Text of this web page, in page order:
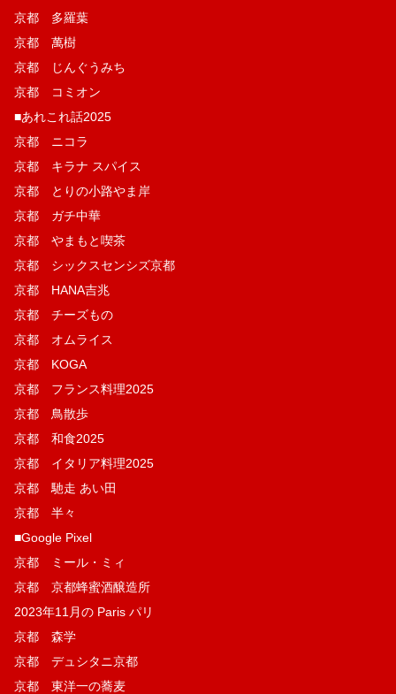
京都 多羅葉
京都 萬樹
京都 じんぐうみち
京都 コミオン
■あれこれ話2025
京都 ニコラ
京都 キラナ スパイス
京都 とりの小路やま岸
京都 ガチ中華
京都 やまもと喫茶
京都 シックスセンシズ京都
京都 HANA吉兆
京都 チーズもの
京都 オムライス
京都 KOGA
京都 フランス料理2025
京都 鳥散歩
京都 和食2025
京都 イタリア料理2025
京都 馳走 あい田
京都 半々
■Google Pixel
京都 ミール・ミィ
京都 京都蜂蜜酒醸造所
2023年11月の Paris パリ
京都 森学
京都 デュシタニ京都
京都 東洋一の蕎麦